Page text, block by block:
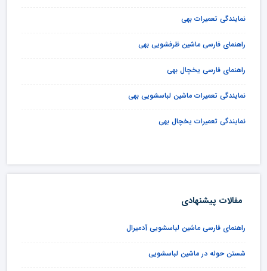
نمایندگی تعمیرات بهی
راهنمای فارسی ماشین ظرفشویی بهی
راهنمای فارسی یخچال بهی
نمایندگی تعمیرات ماشین لباسشویی بهی
نمایندگی تعمیرات یخچال بهی
مقالات پیشنهادی
راهنمای فارسی ماشین لباسشویی آدمیرال
شستن حوله در ماشین لباسشویی